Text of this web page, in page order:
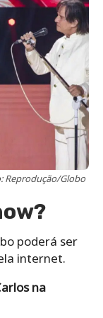
Reprodução/Globo
poderá ser
internet.
na